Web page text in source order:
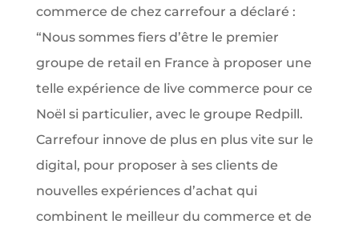
commerce de chez carrefour a déclaré :
“Nous sommes fiers d’être le premier
groupe de retail en France à proposer une
telle expérience de live commerce pour ce
Noël si particulier, avec le groupe Redpill.
Carrefour innove de plus en plus vite sur le
digital, pour proposer à ses clients de
nouvelles expériences d’achat qui
combinent le meilleur du commerce et de